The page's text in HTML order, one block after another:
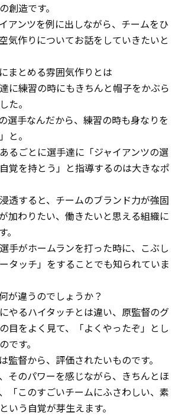
アクセス
お問い合わせ
創造です。
アンツを例に出しながら、チームをひ
気作りについてお話をしていきたいと
まとめる雰囲気作りとは
に練習の時にもきちんと帽子をかぶら
た。
選手なんだから、練習の時も身なりを
と。
るごとに選手達に「ジャイアンツの選
覚を持とう」と指導するのは大きなポ
透すると、チームのブランド力が強固
加わりたい、働きたいと思える組織に
手がホームランを打った時に、こぶし
タッチ」をすることでも知られていま
が違うのでしょうか？
やるハイタッチとは違い、原監督のグ
目をよく見て、「よくやったぞ」とし
です。
監督から、評価されたいものです。
そのパワーを感じながら、きちんとほ
「このすごいチームにふさわしい、素
いう自覚が芽生えます。